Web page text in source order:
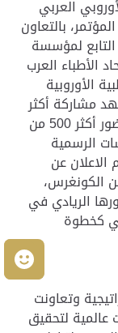
العربي
بالتعاون
التابع لمؤسسة
الأطباء العرب
الأوروبية
مشاركة أكثر
من 50 متحدثًا من رواد القطاع الطبي، وحضور أكثر 500 من
الرسمية
عن
أبوظبي لنسختي 2025 و2026 من الكونغرس،
الريادي في
كخطوة
وتعاونت
لتحقيق